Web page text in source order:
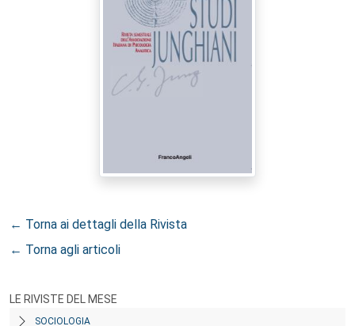
← Torna ai dettagli della Rivista
← Torna agli articoli
LE RIVISTE DEL MESE
SOCIOLOGIA